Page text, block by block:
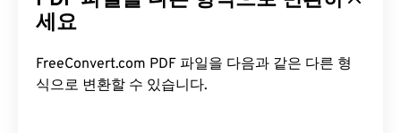
확장 프로그램이 필요할 수도 있고, 필요하지 않을 수
도 있지만, 온라인에서 PDF 링크를 클릭하면 자동으
기능을 원하신다면 SumatraPDF 나MuPDF를 강력
추천합니다. 둘 다 무료입니다.
세요
FreeConvert.com PDF 파일을 다음과 같은 다른 형
식으로 변환할 수 있습니다.